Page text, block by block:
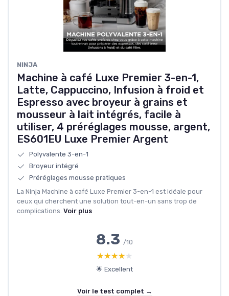
NINJA
Machine à café Luxe Premier 3-en-1,
Latte, Cappuccino, Infusion à froid et
Espresso avec broyeur à grains et
mousseur à lait intégrés, facile à
utiliser, 4 préréglages mousse, argent,
ES601EU Luxe Premier Argent
Polyvalente 3-en-1
Broyeur intégré
Préréglages mousse pratiques
La Ninja Machine à café Luxe Premier 3-en-1 est idéale pour
ceux qui cherchent une solution tout-en-un sans trop de
complications. Voir plus
8.3 /10
★★★★★
★★★★★
🌟 Excellent
Voir le test complet →